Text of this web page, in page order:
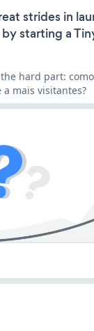
strides in
by starting a
hard part:
mais visitantes?